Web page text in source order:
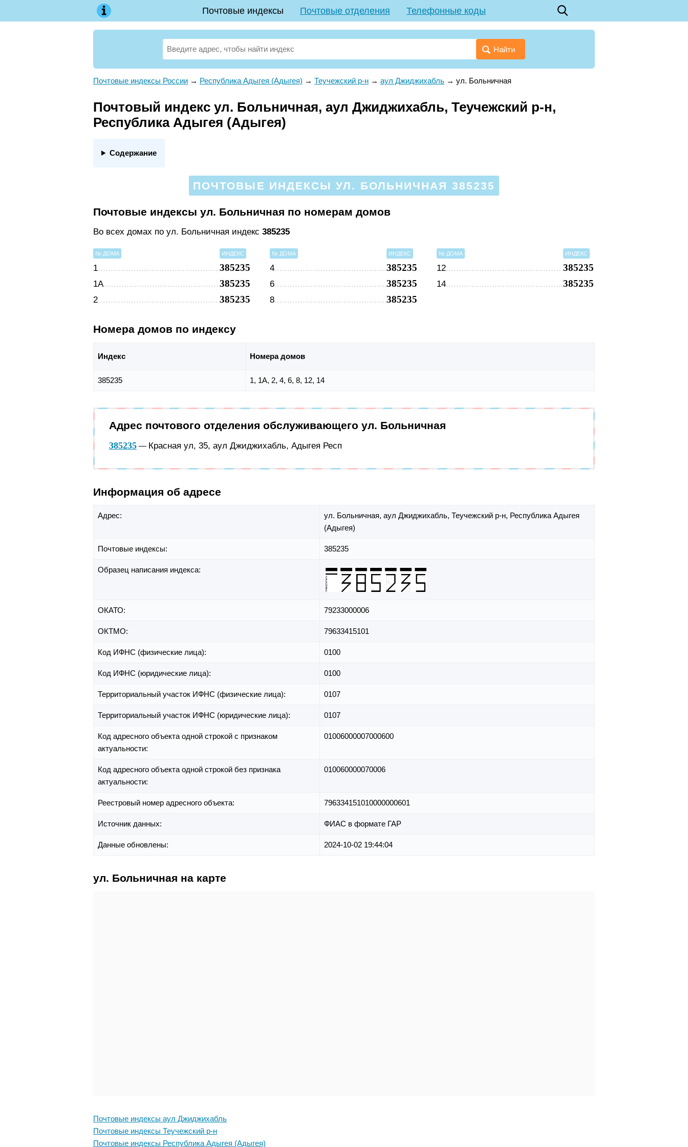
Почтовые индексы Почтовые отделения Телефонные коды
Найти
Почтовые индексы России → Республика Адыгея (Адыгея) → Теучежский р-н → аул Джиджихабль → ул. Больничная
Почтовый индекс ул. Больничная, аул Джиджихабль, Теучежский р-н,
Республика Адыгея (Адыгея)
Содержание
ПОЧТОВЫЕ ИНДЕКСЫ УЛ. БОЛЬНИЧНАЯ 385235
Почтовые индексы ул. Больничная по номерам домов
Во всех домах по ул. Больничная индекс 385235
№ ДОМА ИНДЕКС
1 385235
1А 385235
2 385235
№ ДОМА ИНДЕКС
4 385235
6 385235
8 385235
№ ДОМА ИНДЕКС
12 385235
14 385235
Номера домов по индексу
Индекс Номера домов
385235 1, 1А, 2, 4, 6, 8, 12, 14
Адрес почтового отделения обслуживающего ул. Больничная
385235 — Красная ул, 35, аул Джиджихабль, Адыгея Респ
Информация об адресе
Адрес: ул. Больничная, аул Джиджихабль, Теучежский р-н, Республика Адыгея
(Адыгея)
Почтовые индексы: 385235
Образец написания индекса:
ОКАТО: 79233000006
ОКТМО: 79633415101
Код ИФНС (физические лица): 0100
Код ИФНС (юридические лица): 0100
Территориальный участок ИФНС (физические лица): 0107
Территориальный участок ИФНС (юридические лица): 0107
Код адресного объекта одной строкой с признаком
актуальности:
01006000007000600
Код адресного объекта одной строкой без признака
актуальности:
010060000070006
Реестровый номер адресного объекта: 796334151010000000601
Источник данных: ФИАС в формате ГАР
Данные обновлены: 2024-10-02 19:44:04
ул. Больничная на карте
Почтовые индексы аул Джиджихабль
Почтовые индексы Теучежский р-н
Почтовые индексы Республика Адыгея (Адыгея)